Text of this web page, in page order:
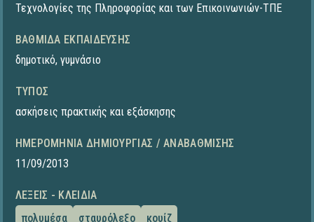
Τεχνολογίες της Πληροφορίας και των Επικοινωνιών-ΤΠΕ
ΒΑΘΜΊΔΑ ΕΚΠΑΊΔΕΥΣΗΣ
δημοτικό, γυμνάσιο
ΤΎΠΟΣ
ασκήσεις πρακτικής και εξάσκησης
ΗΜΕΡΟΜΗΝΊΑ ΔΗΜΙΟΥΡΓΊΑΣ / ΑΝΑΒΆΘΜΙΣΗΣ
11/09/2013
ΛΈΞΕΙΣ - ΚΛΕΙΔΙΆ
πολυμέσα
σταυρόλεξο κουίζ